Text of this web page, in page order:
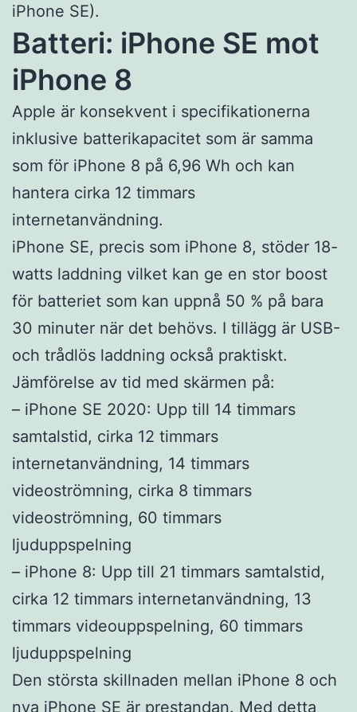
iPhone SE).
Batteri: iPhone SE mot
iPhone 8
Apple är konsekvent i specifikationerna
inklusive batterikapacitet som är samma
som för iPhone 8 på 6,96 Wh och kan
hantera cirka 12 timmars
internetanvändning.
iPhone SE, precis som iPhone 8, stöder 18-
watts laddning vilket kan ge en stor boost
för batteriet som kan uppnå 50 % på bara
30 minuter när det behövs. I tillägg är USB-
och trådlös laddning också praktiskt.
Jämförelse av tid med skärmen på:
– iPhone SE 2020: Upp till 14 timmars
samtalstid, cirka 12 timmars
internetanvändning, 14 timmars
videoströmning, cirka 8 timmars
videoströmning, 60 timmars
ljuduppspelning
– iPhone 8: Upp till 21 timmars samtalstid,
cirka 12 timmars internetanvändning, 13
timmars videouppspelning, 60 timmars
ljuduppspelning
Den största skillnaden mellan iPhone 8 och
nya iPhone SE är prestandan. Med detta